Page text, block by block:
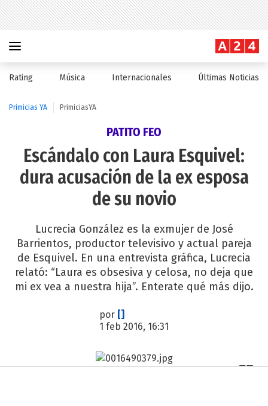
Rating Música Internacionales Últimas Noticias
Primicias YA PrimiciasYA
PATITO FEO
Escándalo con Laura Esquivel:
dura acusación de la ex esposa
de su novio
Lucrecia González es la exmujer de José
Barrientos, productor televisivo y actual pareja
de Esquivel. En una entrevista gráfica, Lucrecia
relató: “Laura es obsesiva y celosa, no deja que
mi ex vea a nuestra hija”. Enterate qué más dijo.
por []
1 feb 2016, 16:31